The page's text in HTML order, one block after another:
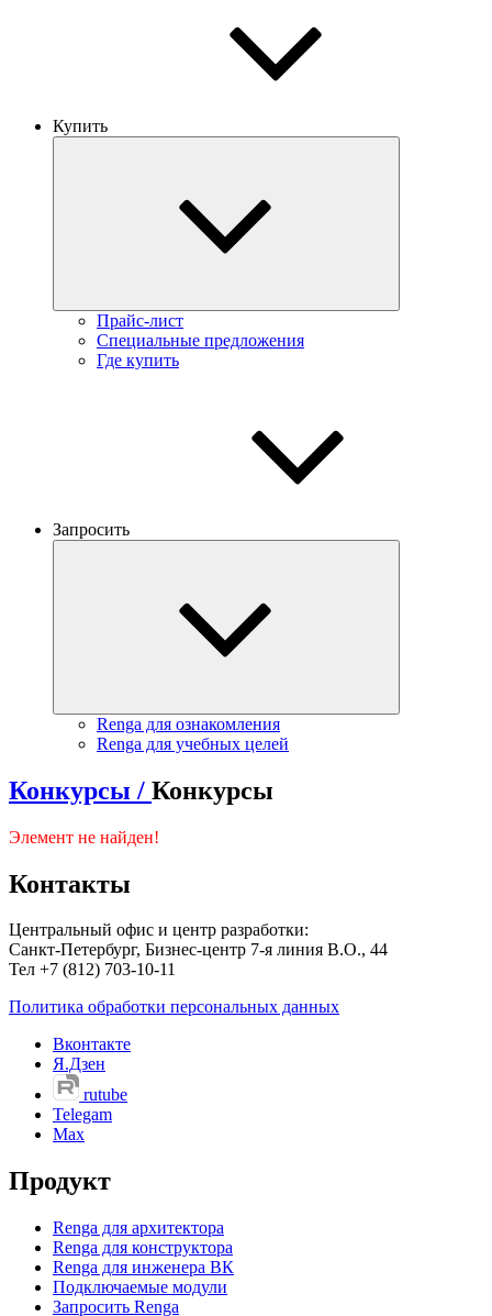
Купить
Прайс-лист
Специальные предложения
Где купить
Запросить
Renga для ознакомления
Renga для учебных целей
Конкурсы / Конкурсы
Элемент не найден!
Контакты
Центральный офис и центр разработки:
Санкт-Петербург, Бизнес-центр 7-я линия В.О., 44
Тел +7 (812) 703-10-11
Политика обработки персональных данных
Вконтакте
Я.Дзен
rutube
Telegam
Max
Продукт
Renga для архитектора
Renga для конструктора
Renga для инженера ВК
Подключаемые модули
Запросить Renga